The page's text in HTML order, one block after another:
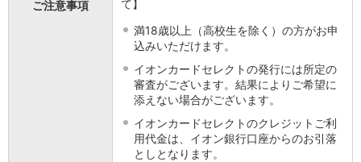
石川県ご注意事項
て】
満18歳以上（高校生を除く）の方がお申
込みいただけます。
イオンカードセレクトの発行には所定の
審査がございます。結果によりご希望に
添えない場合がございます。
イオンカードセレクトのクレジットご利
用代金は、イオン銀行口座からのお引落
としとなります。